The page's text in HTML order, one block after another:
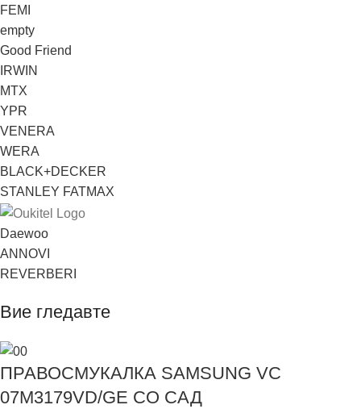
FEMI
empty
Good Friend
IRWIN
MTX
YPR
VENERA
WERA
BLACK+DECKER
STANLEY FATMAX
Daewoo
ANNOVI
REVERBERI
Вие гледавте
ПРАВОСМУКАЛКА SAMSUNG VC
07M3179VD/GE СО САД